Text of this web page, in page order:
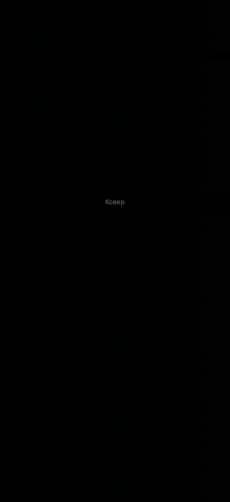
Ковер